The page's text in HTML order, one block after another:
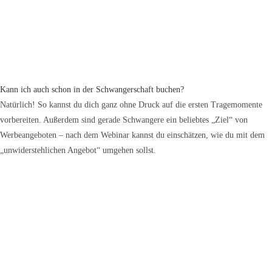
Kann ich auch schon in der Schwangerschaft buchen?
Natürlich! So kannst du dich ganz ohne Druck auf die ersten Tragemomente
vorbereiten. Außerdem sind gerade Schwangere ein beliebtes „Ziel“ von
Werbeangeboten – nach dem Webinar kannst du einschätzen, wie du mit dem
„unwiderstehlichen Angebot“ umgehen sollst.